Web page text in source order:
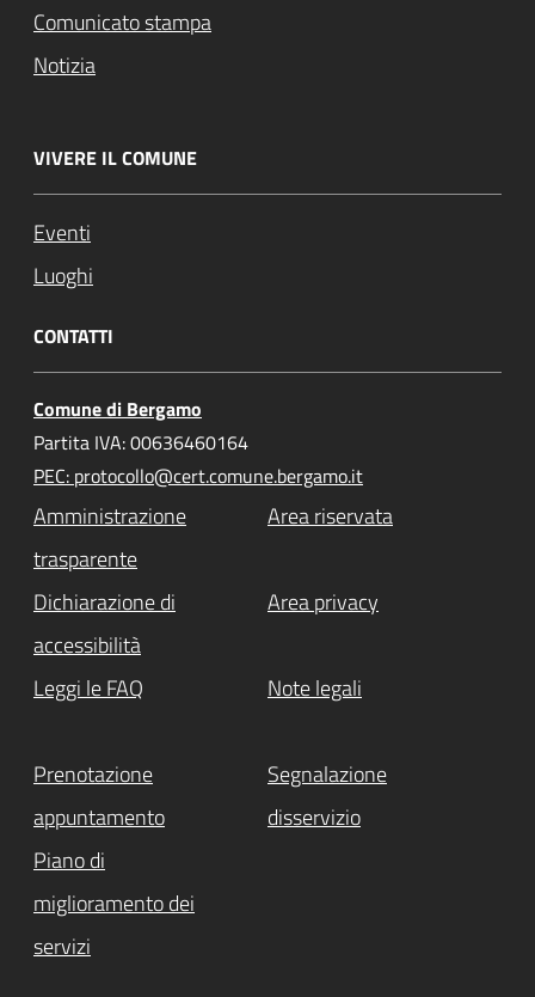
Comunicato stampa
Notizia
VIVERE IL COMUNE
Eventi
Luoghi
CONTATTI
Comune di Bergamo
Partita IVA: 00636460164
PEC: protocollo@cert.comune.bergamo.it
Amministrazione
trasparente
Area riservata
Dichiarazione di
accessibilità
Area privacy
Leggi le FAQ Note legali
Prenotazione
appuntamento
Segnalazione
disservizio
Piano di
miglioramento dei
servizi